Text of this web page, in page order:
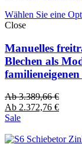
Wählen Sie eine
Close
Manuelles
Blechen als
Ab3.389,66€
Ab 2.372,76 €
Sale